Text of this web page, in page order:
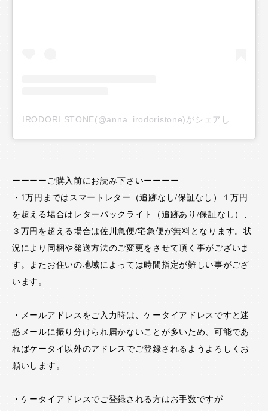
ーーーーご購入前にお読み下さいーーーー
・1万円まではスマートレター（追跡なし/保証なし）１万円
を超える場合はレターパックライト（追跡あり/保証なし）、
３万円を超える場合は佐川急便/宅急便が無料となります。状
況により同梱や発送方法のご変更をさせて頂く事がございま
す。またお住いの地域によっては時間指定が難しい事がござ
います。
・メールアドレスをご入力時は、ケータイアドレスですと迷
惑メールに振り分けられ届かないことが多いため、可能であ
ればケータイ以外のアドレスでご登録されるようよろしくお
願いします。
・ケータイアドレスでご登録される方はお手数ですが